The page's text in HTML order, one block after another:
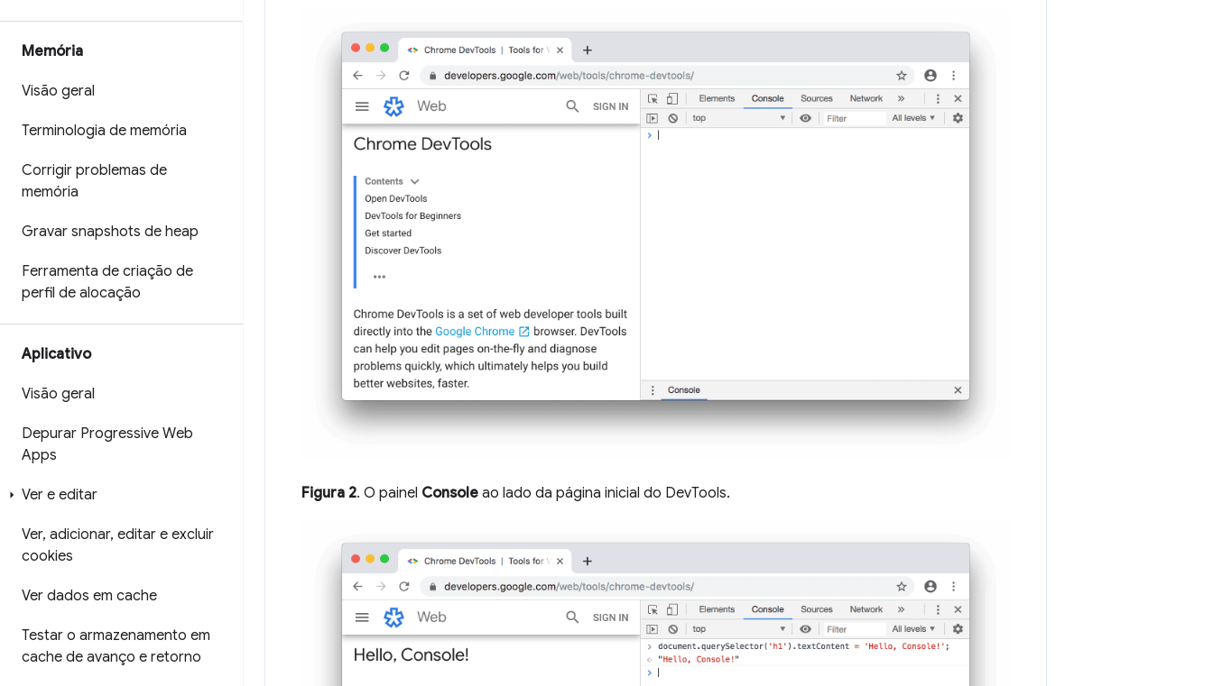
Memória
Visão geral
Terminologia de memória
Corrigir problemas de
memória
Gravar snapshots de heap
Ferramenta de criação de
perfil de alocação
Aplicativo
Visão geral
Depurar Progressive Web
Apps
Ver e editar
Ver, adicionar, editar e excluir
cookies
Ver dados em cache
Testar o armazenamento em
cache de avanço e retorno
Figura 2. O painel Console ao lado da página inicial do DevTools.